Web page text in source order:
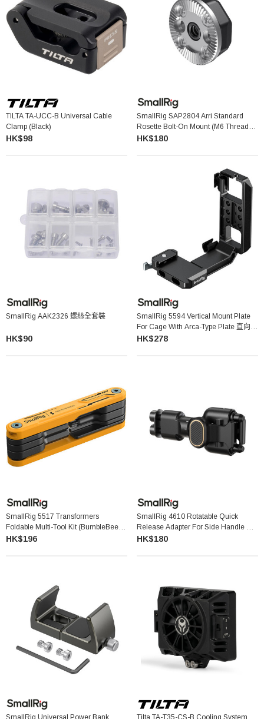
TILTA TA-UCC-B Universal Cable
Clamp (Black)
HK$98
SmallRig SAP2804 Arri Standard
Rosette Bolt-On Mount (M6 Thread)
齒輪座
HK$180
SmallRig AAK2326 螺絲全套裝
HK$90
SmallRig 5594 Vertical Mount Plate
For Cage With Arca-Type Plate 直向安
裝板
HK$278
SmallRig 5517 Transformers
Foldable Multi-Tool Kit (BumbleBee
Edition) 摺疊式多功能工具套件 (大黃
HK$196
SmallRig 4610 Rotatable Quick
Release Adapter For Side Handle 可
旋轉快拆側手柄轉接器 (SmallRig 手機
HK$180
SmallRig Universal Power Bank Tilta TA-T35-CS-B Cooling System